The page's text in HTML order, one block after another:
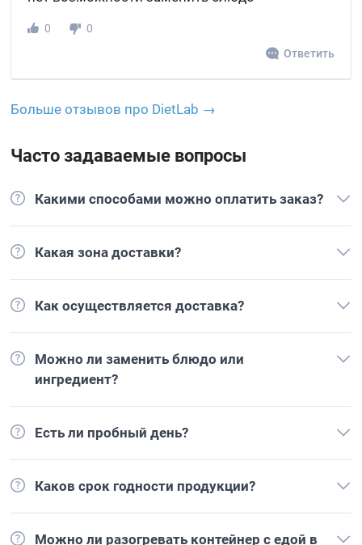
0
0
Ответить
Больше отзывов про DietLab →
Часто задаваемые вопросы
Какими способами можно оплатить заказ?
Какая зона доставки?
Как осуществляется доставка?
Можно ли заменить блюдо или
ингредиент?
Есть ли пробный день?
Каков срок годности продукции?
Можно ли разогревать контейнер с едой в